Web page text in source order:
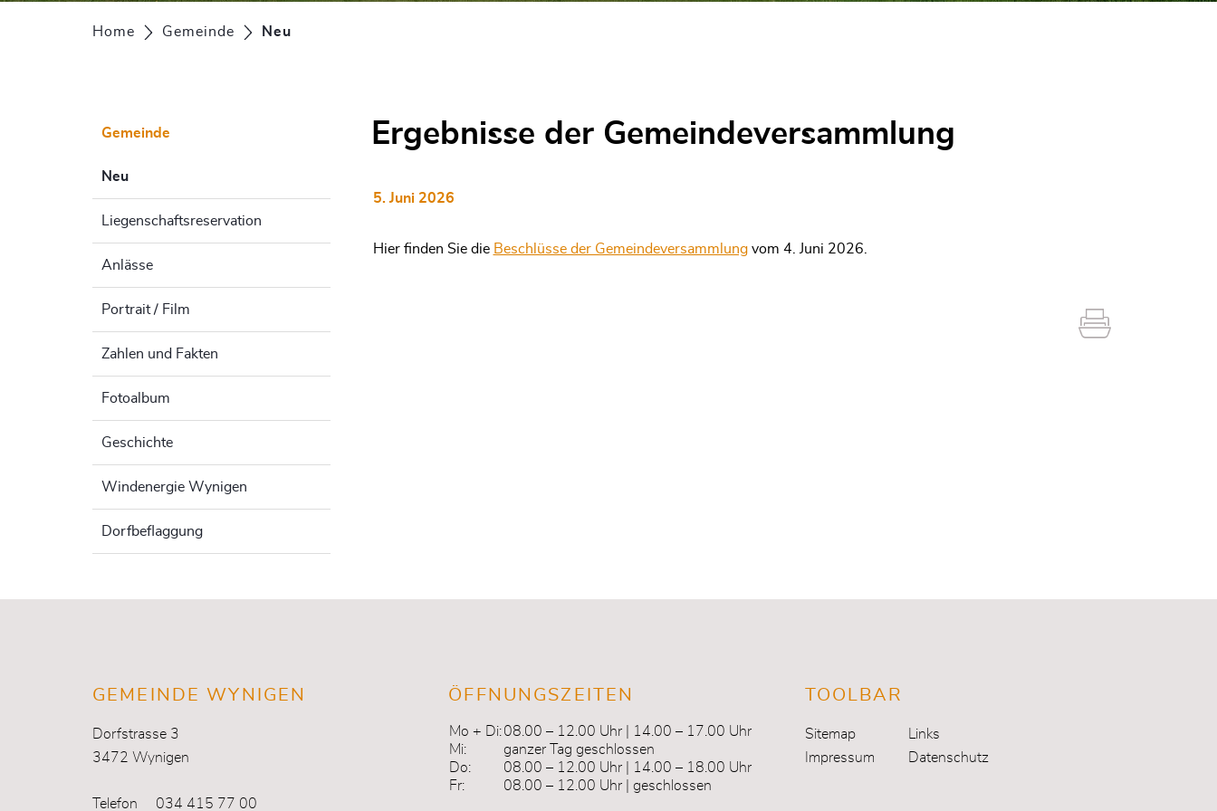
Home Gemeinde Neu
Gemeinde
Neu
Liegenschaftsreservation
Anlässe
Portrait / Film
Zahlen und Fakten
Fotoalbum
Geschichte
Windenergie Wynigen
Dorfbeflaggung
Ergebnisse der Gemeindeversammlung
5. Juni 2026
Hier finden Sie die Beschlüsse der Gemeindeversammlungvom 4. Juni 2026.
GEMEINDE WYNIGEN
Dorfstrasse 3
3472 Wynigen
Telefon 034 415 77 00
ÖFFNUNGSZEITEN
Mo + Di:08.00 – 12.00 Uhr | 14.00 – 17.00 Uhr
Mi:
ganzer Tag geschlossen
Do:
08.00 – 12.00 Uhr | 14.00 – 18.00 Uhr
Fr:
08.00 – 12.00 Uhr | geschlossen
TOOLBAR
Sitemap
Links
Impressum
Datenschutz